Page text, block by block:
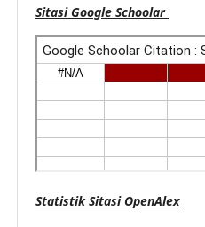
Sitasi Google Schoolar
Statistik Sitasi OpenAlex